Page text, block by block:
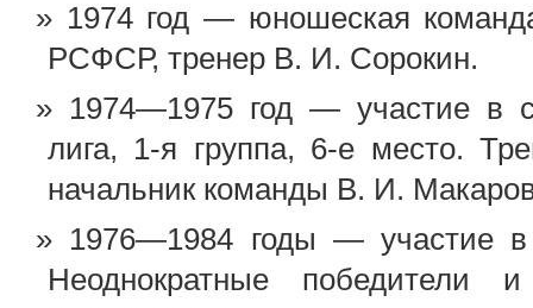
1974 год — юношеская
РСФСР, тренер В. И. Сорокин.
1974—1975 год — участие в
лига, 1-я группа, 6-е место.
начальник команды В. И.
1976—1984 годы — участие в
Неоднократные победители